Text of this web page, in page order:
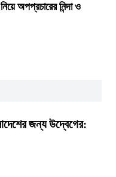
অপপ্রচারের নিন্দা ও
জন্য উদ্বেগের: